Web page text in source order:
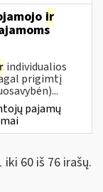
ir
individualios
prigimtį
pajamų
iki 60 iš 76 irašų.